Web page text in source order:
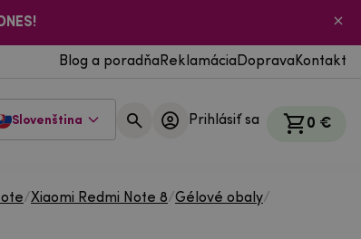
Blog a poradňa Reklamácia Doprava Kontakt
Slovenština Prihlásiť sa 0 €
/Xiaomi Redmi Note 8/Gélové obaly/